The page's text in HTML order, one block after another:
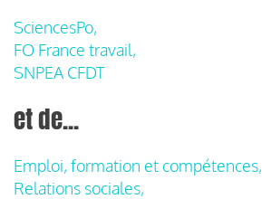
SciencesPo,
FO France travail,
SNPEA CFDT
et de...
Emploi, formation et compétences,
Relations sociales,